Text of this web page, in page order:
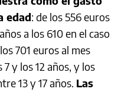
edad: de los 556 euros
a los 610 en el caso
701 euros al mes
y los 12 años, y los
13 y 17 años. Las